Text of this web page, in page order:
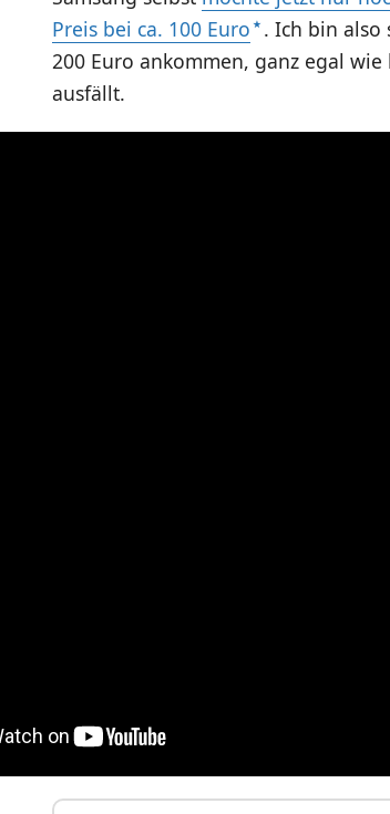
Preis bei ca. 100 Euro . Ich bin also
200 Euro ankommen, ganz egal
ausfällt.